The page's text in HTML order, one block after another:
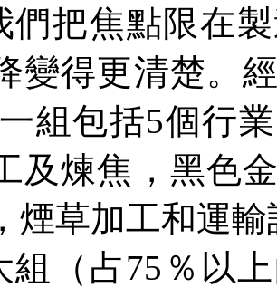
們把焦點限在
變得更清楚。
組包括5個行
及煉焦，黑色
煙草加工和運
組（占75 ％以